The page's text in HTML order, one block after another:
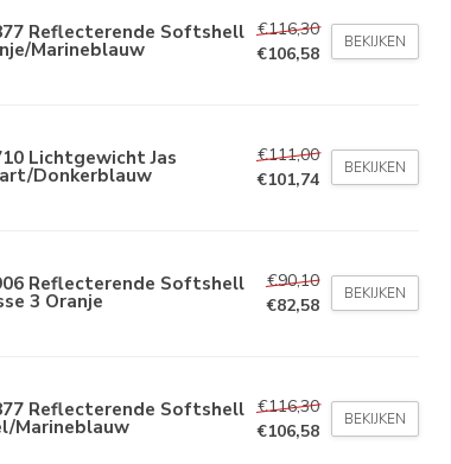
Reflecterende Softshell
Marineblauw
€116,30
€106,58
BEKIJKEN
Lichtgewicht Jas
Donkerblauw
€111,00
€101,74
BEKIJKEN
Reflecterende Softshell
3 Oranje
€90,10
€82,58
BEKIJKEN
Reflecterende Softshell
Marineblauw
€116,30
€106,58
BEKIJKEN